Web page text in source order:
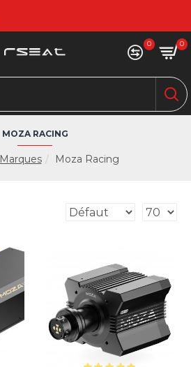
0 0
Marques Moza Racing
MOZA RACING